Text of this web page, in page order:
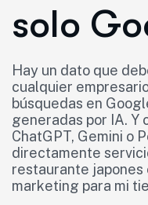
solo
Hay un dato que
cualquier
búsquedas en
generadas por IA. Y
ChatGPT, Gemini o
directamente
restaurante japones
marketing para mi